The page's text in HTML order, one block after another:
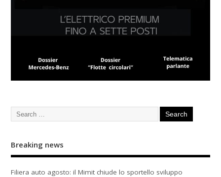
Breaking news
Filiera auto agosto: il Mimit chiude lo sportello sviluppo